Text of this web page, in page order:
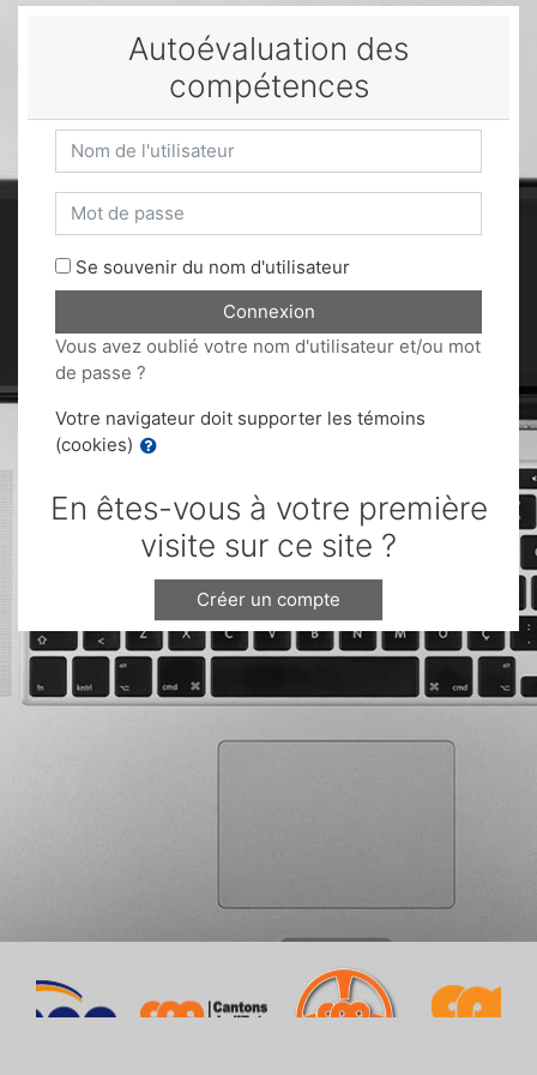
Passer au contenu principal
Autoévaluation des
compétences
Procédure de création de compte
Nom de l'utilisateur
Mot de passe
Se souvenir du nom d'utilisateur
Connexion
Vous avez oublié votre nom d'utilisateur et/ou mot
de passe ?
Votre navigateur doit supporter les témoins
(cookies)
En êtes-vous à votre première
visite sur ce site ?
Créer un compte